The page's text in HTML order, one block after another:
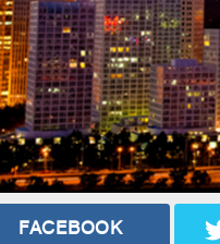
FACEBOOK
شـراء العــقار
محفوف
تركيا